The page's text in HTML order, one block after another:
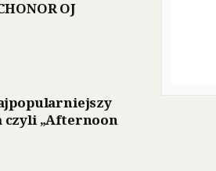
OJ
czyli „Afternoon